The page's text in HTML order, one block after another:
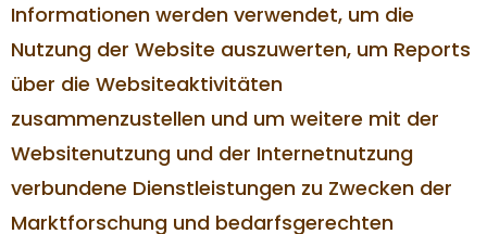
Informationen werden verwendet, um die
Nutzung der Website auszuwerten, um Reports
über die Websiteaktivitäten
zusammenzustellen und um weitere mit der
Websitenutzung und der Internetnutzung
verbundene Dienstleistungen zu Zwecken der
Marktforschung und bedarfsgerechten